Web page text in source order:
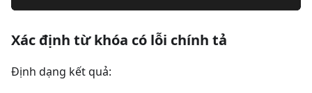
Xác định từ khóa có lỗi chính tả
Định dạng kết quả: